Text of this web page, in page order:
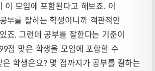
이 모임에 포함된다고 해보죠. 이
부를 잘하는 학생이니까 객관적인
죠. 그런데 공부를 잘한다는 기준이
점 맞은 학생을 모임에 포함할 수
학생은요? 몇 점까지가 공부를 잘하는